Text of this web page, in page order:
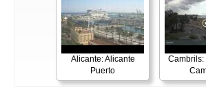
Alicante: Alicante
Puerto
Cambrils: